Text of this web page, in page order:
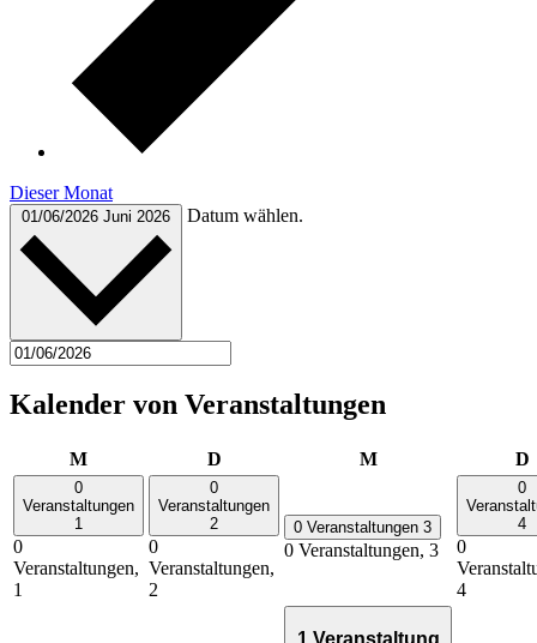
Dieser Monat
01/06/2026 Juni 2026 Datum wählen.
Kalender von Veranstaltungen
MMontag DDienstag MMittwoch D
0
Veranstaltungen
1
0
Veranstaltungen,
1
0
Veranstaltungen
2
0
Veranstaltungen,
2
0 Veranstaltungen 3
0 Veranstaltungen, 3
0
4
0
4
1 Veranstaltung